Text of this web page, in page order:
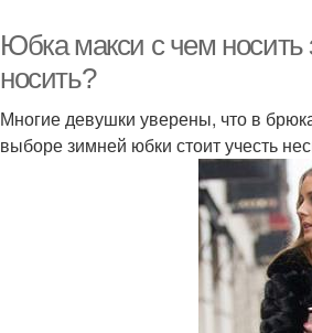
Юбка макси с чем
носить?
Многие девушки уверены, что в
выборе зимней юбки стоит учесть